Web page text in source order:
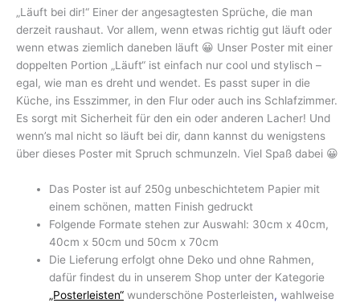
„Läuft bei dir!“ Einer der angesagtesten Sprüche, die man
derzeit raushaut. Vor allem, wenn etwas richtig gut läuft oder
wenn etwas ziemlich daneben läuft 😀 Unser Poster mit einer
doppelten Portion „Läuft“ ist einfach nur cool und stylisch –
egal, wie man es dreht und wendet. Es passt super in die
Küche, ins Esszimmer, in den Flur oder auch ins Schlafzimmer.
Es sorgt mit Sicherheit für den ein oder anderen Lacher! Und
wenn’s mal nicht so läuft bei dir, dann kannst du wenigstens
über dieses Poster mit Spruch schmunzeln. Viel Spaß dabei 😀
Das Poster ist auf 250g unbeschichtetem Papier mit
einem schönen, matten Finish gedruckt
Folgende Formate stehen zur Auswahl: 30cm x 40cm,
40cm x 50cm und 50cm x 70cm
Die Lieferung erfolgt ohne Deko und ohne Rahmen,
dafür findest du in unserem Shop unter der Kategorie
„Posterleisten“ wunderschöne Posterleisten, wahlweise